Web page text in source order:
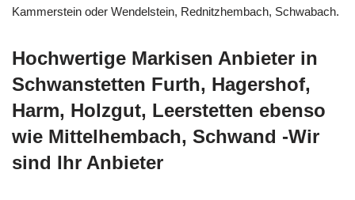
Kammerstein oder Wendelstein, Rednitzhembach, Schwabach.
Hochwertige Markisen Anbieter in
Schwanstetten Furth, Hagershof,
Harm, Holzgut, Leerstetten ebenso
wie Mittelhembach, Schwand -Wir
sind Ihr Anbieter